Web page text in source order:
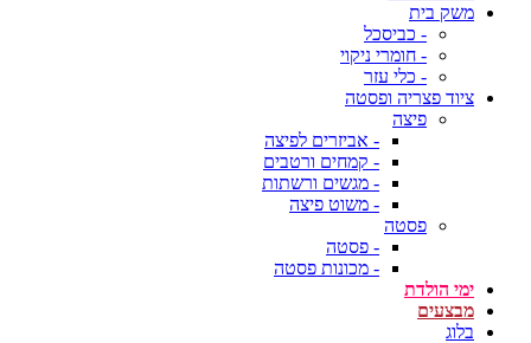
משק בית
- כביסכל
- חומרי ניקוי
- כלי עזר
ציוד פצריה ופסטה
פיצה
- אביזרים לפיצה
- קמחים ורטבים
- מגשים ורשתות
- משוט פיצה
פסטה
- פסטה
- מכונות פסטה
ימי הולדת
מבצעים
בלוג